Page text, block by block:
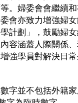
。婦委會會繼續
會亦致力增強婦
計劃」，鼓勵婦
容涵蓋人際關係
強學員對解決日
字並不包括外籍